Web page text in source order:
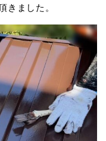
きました。